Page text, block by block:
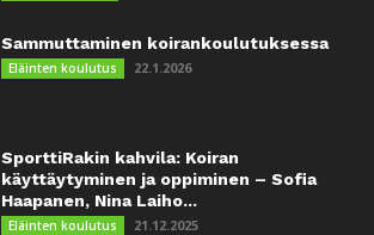
Sammuttaminen koirankoulutuksessa
Eläinten koulutus 22.1.2026
SporttiRakin kahvila: Koiran
käyttäytyminen ja oppiminen – Sofia
Haapanen, Nina Laiho...
Eläinten koulutus 21.12.2025